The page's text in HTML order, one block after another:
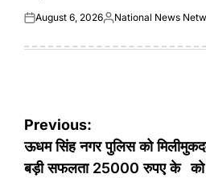
Posted
August 6, 2026Posted
National News
Post
navigation
Previous:
ऊधम सिंह नगर पुलिस को मिली
बड़ी सफलता 25000 रुपए के